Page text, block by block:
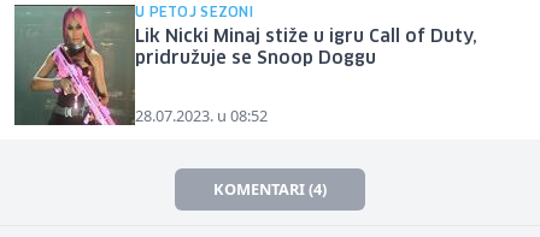
U PETOJ SEZONI
Lik Nicki Minaj stiže u igru Call of Duty,
pridružuje se Snoop Doggu
28.07.2023. u 08:52
KOMENTARI (4)